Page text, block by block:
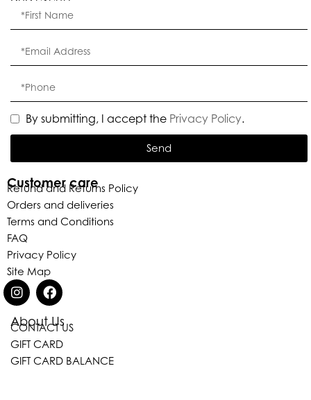
About Us
CONTACT US
GIFT CARD
GIFT CARD BALANCE
Customer care
Refund and Returns Policy
Orders and deliveries
Terms and Conditions
FAQ
Privacy Policy
Site Map
By submitting, I accept the Privacy Policy.
Send
Eleganza Israel